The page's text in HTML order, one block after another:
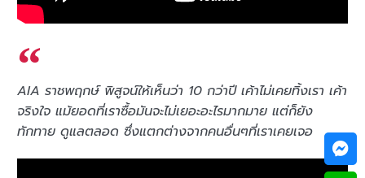
AIA ราชพฤกษ์ พิสูจน์ให้เห็นว่า 10 กว่าปี เค้าไม่เคยทิ้งเรา เค้า
จริงใจ แม้ยอดที่เราซื้อมันจะไม่เยอะอะไรมากมาย แต่ก็ยัง
ทักทาย ดูแลตลอด ซึ่งแตกต่างจากคนอื่นๆที่เราเคยเจอ